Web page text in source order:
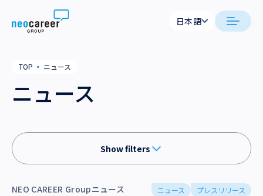
Skip to content
日本語
代表メッセージ
事業内容
就労支援
会社概要
役員一覧
ニュース
サステナビリティ
日本語
TOP ▪ ニュース
ニュース
Show filters
すべてのニュース
NEO CAREER Groupニュース ニュース プレスリリース